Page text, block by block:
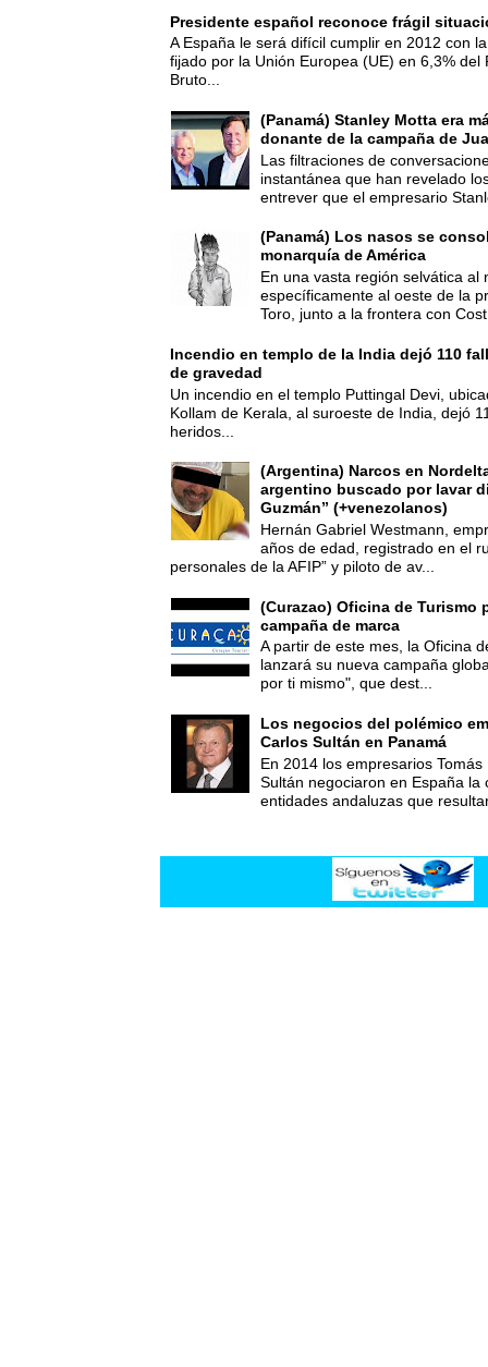
Presidente español reconoce frágil
A España le será difícil cumplir en 2012 con
fijado por la Unión Europea (UE) en 6,3% del
Bruto...
(Panamá) Stanley Motta era
donante de la campaña de
Las filtraciones de
instantánea que han revelado
entrever que el empresario
(Panamá) Los nasos se
monarquía de América
En una vasta región selvática al
específicamente al oeste de la
Toro, junto a la frontera con
Incendio en templo de la India dejó 110
de gravedad
Un incendio en el templo Puttingal Devi,
Kollam de Kerala, al suroeste de India, dejó
heridos...
(Argentina) Narcos en
argentino buscado por lavar
Guzmán” (+venezolanos)
Hernán Gabriel Westmann,
años de edad, registrado en el
personales de la AFIP” y piloto de av...
(Curazao) Oficina de Turismo
campaña de marca
A partir de este mes, la Oficina
lanzará su nueva campaña
por ti mismo", que dest...
Los negocios del polémico
Carlos Sultán en Panamá
En 2014 los empresarios
Sultán negociaron en España la
entidades andaluzas que